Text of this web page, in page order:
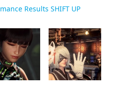
Results SHIFT UP